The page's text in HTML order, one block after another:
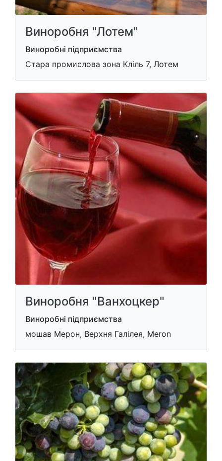
Виноробня "Лотем"
Виноробні підприємства
Стара промислова зона Кліль 7, Лотем
Виноробня "Ванхоцкер"
Виноробні підприємства
мошав Мерон, Верхня Галілея, Meron